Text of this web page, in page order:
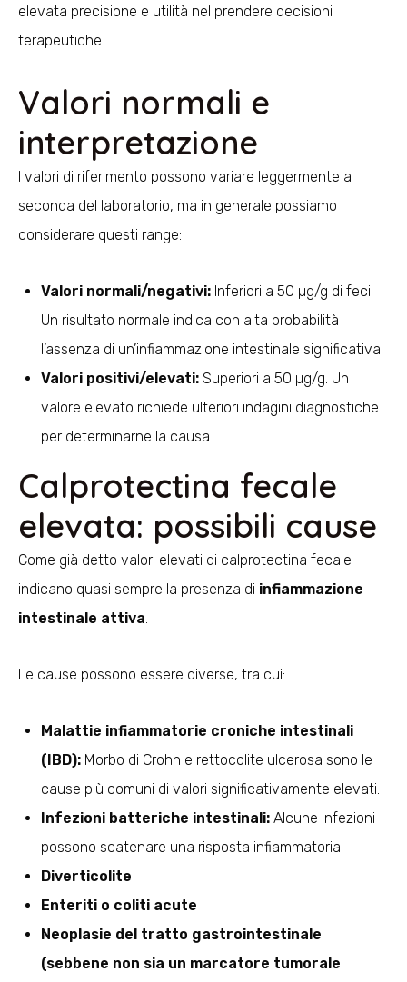
elevata precisione e utilità nel prendere decisioni
terapeutiche.
Valori normali e
interpretazione
I valori di riferimento possono variare leggermente a
seconda del laboratorio, ma in generale possiamo
considerare questi range:
Valori normali/negativi: Inferiori a 50 µg/g di feci.
Un risultato normale indica con alta probabilità
l’assenza di un’infiammazione intestinale significativa.
Valori positivi/elevati: Superiori a 50 µg/g. Un
valore elevato richiede ulteriori indagini diagnostiche
per determinarne la causa.
Calprotectina fecale
elevata: possibili cause
Come già detto valori elevati di calprotectina fecale
indicano quasi sempre la presenza di infiammazione
intestinale attiva
Le cause possono essere diverse, tra cui:
Malattie infiammatorie croniche intestinali
(IBD): Morbo di Crohn e rettocolite ulcerosa sono le
cause più comuni di valori significativamente elevati.
Infezioni batteriche intestinali: Alcune infezioni
possono scatenare una risposta infiammatoria.
Diverticolite
Enteriti o coliti acute
Neoplasie del tratto gastrointestinale
(sebbene non sia un marcatore tumorale